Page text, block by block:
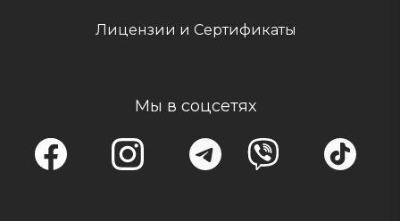
Лицензии и Сертификаты
Мы в соцсетях